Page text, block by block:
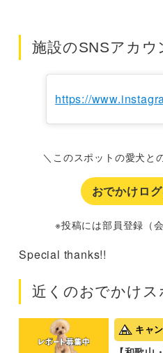
施設のSNSアカウ
https://
＼このスポットの愛犬と
おでかけロ
※投稿には部員登録（
Special thanks!!
近くのおでかけス
キャ